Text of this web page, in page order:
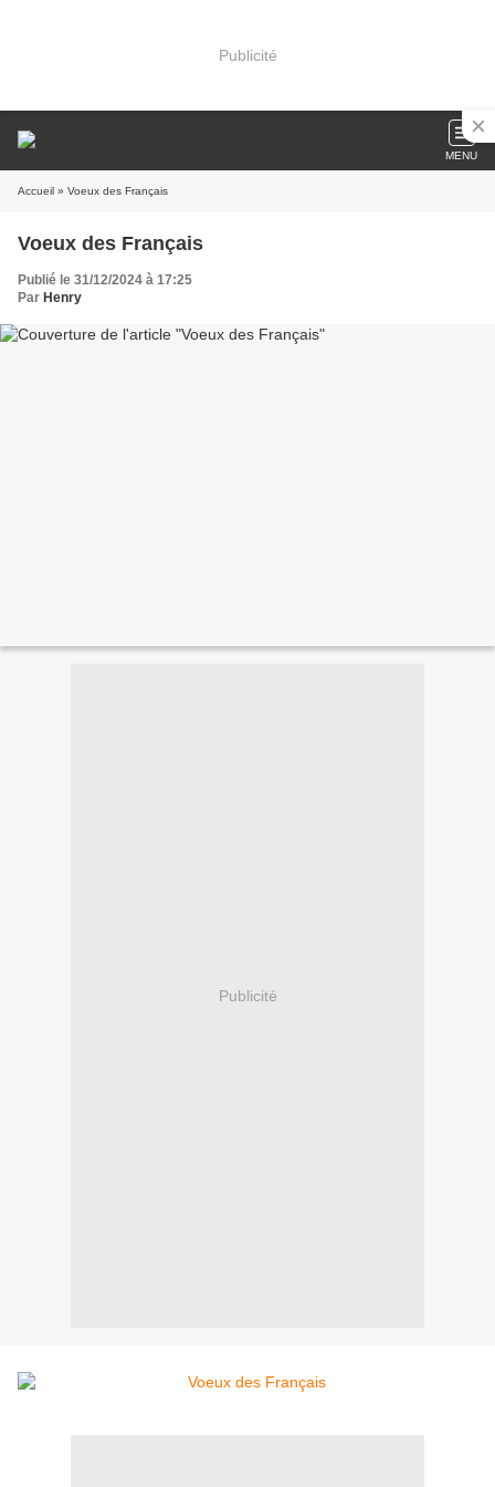
Publicité
MENU
Accueil » Voeux des Français
Voeux des Français
Publié le 31/12/2024 à 17:25
Par Henry
Publicité